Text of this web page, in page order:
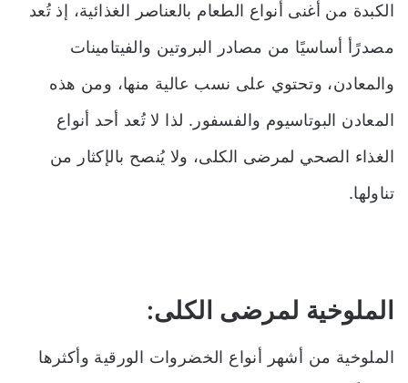
الكبدة من أغنى أنواع الطعام بالعناصر الغذائية، إذ تُعد
مصدرًأ أساسيًا من مصادر البروتين والفيتامينات
والمعادن، وتحتوي على نسب عالية منها، ومن هذه
المعادن البوتاسيوم والفسفور. لذا لا تُعد أحد أنواع
الغذاء الصحي لمرضى الكلى، ولا يُنصح بالإكثار من
تناولها.
الملوخية لمرضى الكلى:
الملوخية من أشهر أنواع الخضروات الورقية وأكثرها